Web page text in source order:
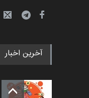
آخرین اخبار